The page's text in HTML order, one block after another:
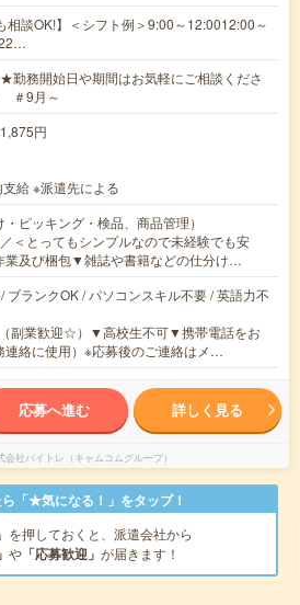
相談OK!】＜シフト例＞9:00～12:0012:00～
務開始日や期間はお気軽にご相談くださ
＃9月～
円
給 ※派遣先による
ピッキング・検品、商品管理）
＜とってもシンプルなので未経験でも安
及び梱包▼雑誌や書籍などの仕分け…
ブランクOK / パソコンスキル不要 / 英語力不
副業歓迎☆）▼高校生不可▼携帯電話をお
連絡に使用）※応募後のご連絡はメ…
応募へ進む 詳しく見る
会社バイトレ（キャムコムグループ）
「★気になる！」をタップ！
を押しておくと、派遣会社から
や 「応募歓迎」 が届きます！